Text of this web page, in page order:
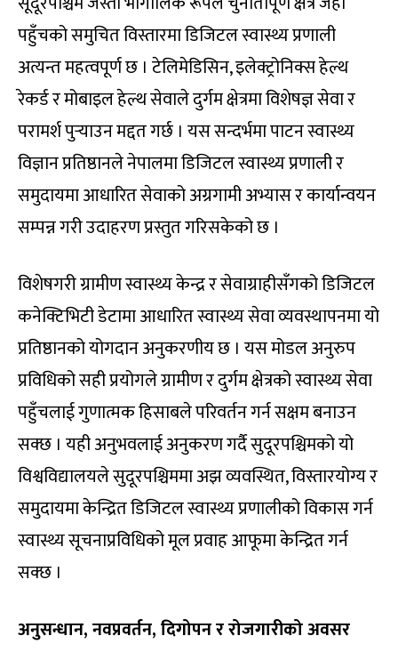
पहुँचको समुचित विस्तारमा डिजिटल स्वास्थ्य प्रणाली
अत्यन्त महत्वपूर्ण छ । टेलिमेडिसिन, इलेक्ट्रोनिक्स हेल्थ
रेकर्ड र मोबाइल हेल्थ सेवाले दुर्गम क्षेत्रमा विशेषज्ञ सेवा र
परामर्श पुर्‍याउन मद्दत गर्छ । यस सन्दर्भमा पाटन स्वास्थ्य
विज्ञान प्रतिष्ठानले नेपालमा डिजिटल स्वास्थ्य प्रणाली र
समुदायमा आधारित सेवाको अग्रगामी अभ्यास र कार्यान्वयन
सम्पन्न गरी उदाहरण प्रस्तुत गरिसकेको छ ।
विशेषगरी ग्रामीण स्वास्थ्य केन्द्र र सेवाग्राहीसँगको डिजिटल
कनेक्टिभिटी डेटामा आधारित स्वास्थ्य सेवा व्यवस्थापनमा यो
प्रतिष्ठानको योगदान अनुकरणीय छ । यस मोडल अनुरुप
प्रविधिको सही प्रयोगले ग्रामीण र दुर्गम क्षेत्रको स्वास्थ्य सेवा
पहुँचलाई गुणात्मक हिसाबले परिवर्तन गर्न सक्षम बनाउन
सक्छ । यही अनुभवलाई अनुकरण गर्दै सुदूरपश्चिमको यो
विश्वविद्यालयले सुदूरपश्चिममा अझ व्यवस्थित, विस्तारयोग्य र
समुदायमा केन्द्रित डिजिटल स्वास्थ्य प्रणालीको विकास गर्न
स्वास्थ्य सूचनाप्रविधिको मूल प्रवाह आफूमा केन्द्रित गर्न
सक्छ ।
अनुसन्धान, नवप्रवर्तन, दिगोपन र रोजगारीको अवसर